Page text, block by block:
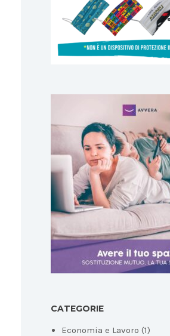
CATEGORIE
Economia e Lavoro (1)